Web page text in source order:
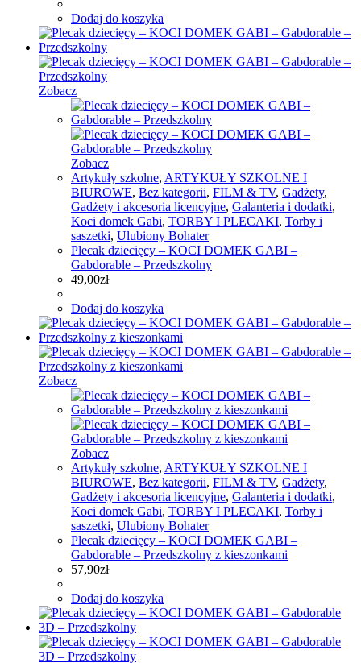
Dodaj do koszyka
Zobacz
Zobacz
Artykuły szkolne, ARTYKUŁY SZKOLNE I
BIUROWE, Bez kategorii, FILM & TV, Gadżety,
Gadżety i akcesoria licencyjne, Galanteria i dodatki,
Koci domek Gabi, TORBY I PLECAKI, Torby i
saszetki, Ulubiony Bohater
Plecak dziecięcy – KOCI DOMEK GABI –
Gabdorable – Przedszkolny
49,00zł
Dodaj do koszyka
Zobacz
Zobacz
Artykuły szkolne, ARTYKUŁY SZKOLNE I
BIUROWE, Bez kategorii, FILM & TV, Gadżety,
Gadżety i akcesoria licencyjne, Galanteria i dodatki,
Koci domek Gabi, TORBY I PLECAKI, Torby i
saszetki, Ulubiony Bohater
Plecak dziecięcy – KOCI DOMEK GABI –
Gabdorable – Przedszkolny z kieszonkami
57,90zł
Dodaj do koszyka